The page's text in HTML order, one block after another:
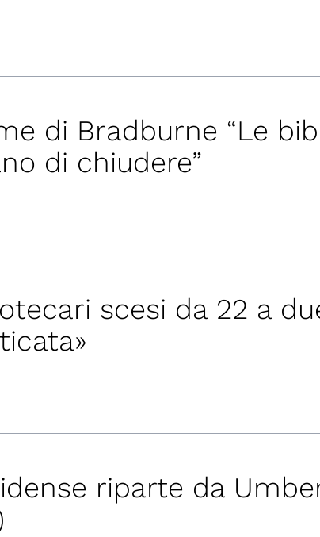
di Bradburne “Le
di chiudere”
scesi da 22 a
riparte da